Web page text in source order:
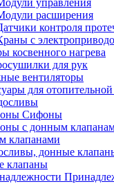
управления
расширения
контроля
с
косвенного нагрева
для рук
вентиляторы
для
Сифоны
клапанами
клапаны